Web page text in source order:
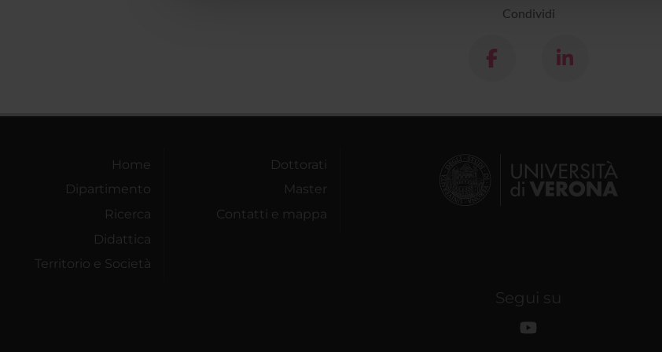
Condividi
Home
Dipartimento
Ricerca
Didattica
Territorio e Società
Dottorati
Master
Contatti e mappa
Segui su